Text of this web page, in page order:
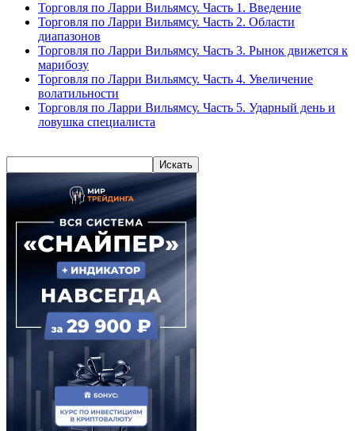
Торговля по Ларри Вильямсу. Часть 1. Введение
Торговля по Ларри Вильямсу. Часть 2. Области
диапазонов
Торговля по Ларри Вильямсу. Часть 3. Рынок движется к
марибозу
Торговля по Ларри Вильямсу. Часть 4. Увеличение
волатильности
Торговля по Ларри Вильямсу. Часть 5. Ударный день и
ловушка специалиста